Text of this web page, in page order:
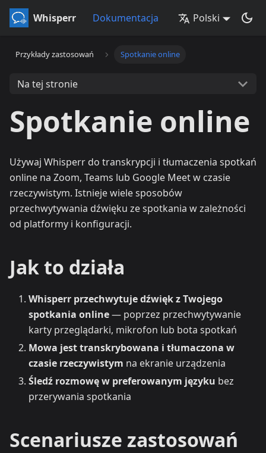
Whisperr Dokumentacja Polski
Przykłady zastosowań Spotkanie online
Na tej stronie
Spotkanie online
Używaj Whisperr do transkrypcji i tłumaczenia spotkań
online na Zoom, Teams lub Google Meet w czasie
rzeczywistym. Istnieje wiele sposobów
przechwytywania dźwięku ze spotkania w zależności
od platformy i konfiguracji.
Jak to działa
Whisperr przechwytuje dźwięk z Twojego
spotkania online— poprzez przechwytywanie
karty przeglądarki, mikrofon lub bota spotkań
Mowa jest transkrybowana i tłumaczona w
czasie rzeczywistym na ekranie urządzenia
Śledź rozmowę w preferowanym języku bez
przerywania spotkania
Scenariusze zastosowań